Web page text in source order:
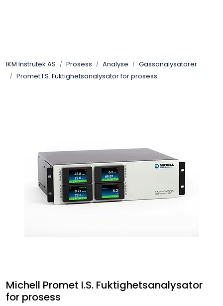
IKM Instrutek AS Prosess Analyse
Gassanalysatorer
Promet I.S. Fuktighetsanalysator for prosess
Michell Promet I.S. Fuktighetsanalysator
for prosess
Elektro
Frekvensomformere
Miljø og sikkerhet
Kalibratorer
Navigasjon & Kommunikasjon